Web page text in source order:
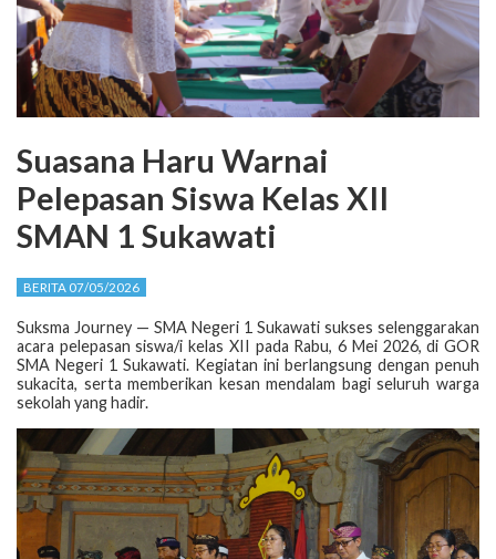
Suasana Haru Warnai
Pelepasan Siswa Kelas XII
SMAN 1 Sukawati
BERITA 07/05/2026
Suksma Journey — SMA Negeri 1 Sukawati sukses selenggarakan
acara pelepasan siswa/i kelas XII pada Rabu, 6 Mei 2026, di GOR
SMA Negeri 1 Sukawati. Kegiatan ini berlangsung dengan penuh
sukacita, serta memberikan kesan mendalam bagi seluruh warga
sekolah yang hadir.